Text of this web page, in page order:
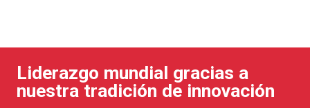
Liderazgo mundial gracias a
nuestra tradición de innovación